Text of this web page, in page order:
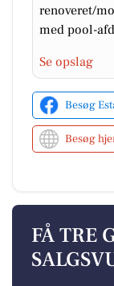
renoveret/
med pool-
Se opslag
Besøg
Besøg
FÅ TRE